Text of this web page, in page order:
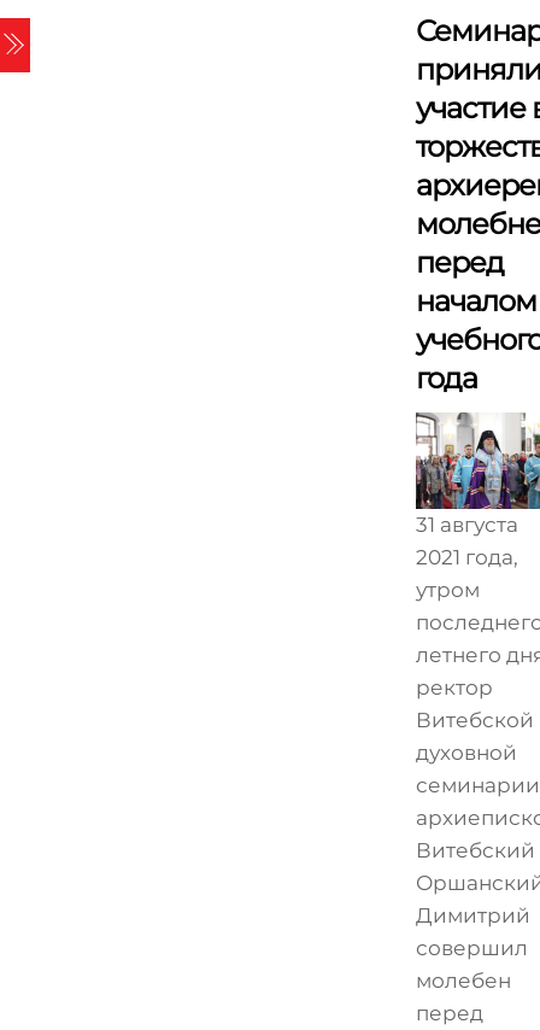
Skip
to
content
участие
молебне
перед
началом
года
31 августа
2021 года,
утром
летнего
ректор
Витебской
духовной
семинарии
Витебский
Димитрий
совершил
молебен
перед